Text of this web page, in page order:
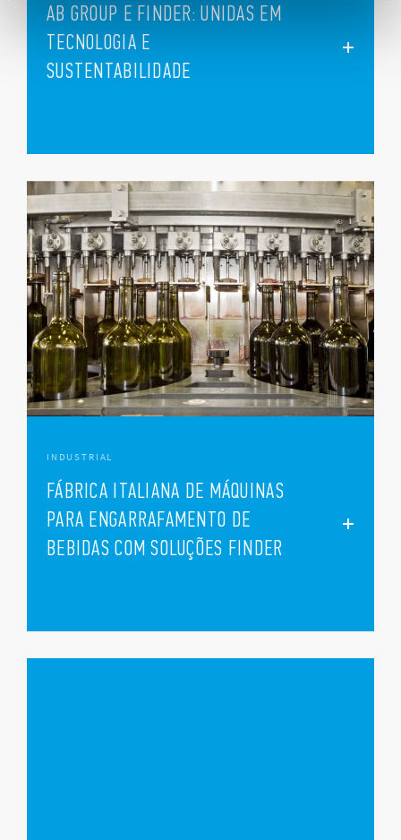
AB GROUP E FINDER: UNIDAS EM
TECNOLOGIA E
SUSTENTABILIDADE
INDUSTRIAL
FÁBRICA ITALIANA DE MÁQUINAS
PARA ENGARRAFAMENTO DE
BEBIDAS COM SOLUÇÕES FINDER